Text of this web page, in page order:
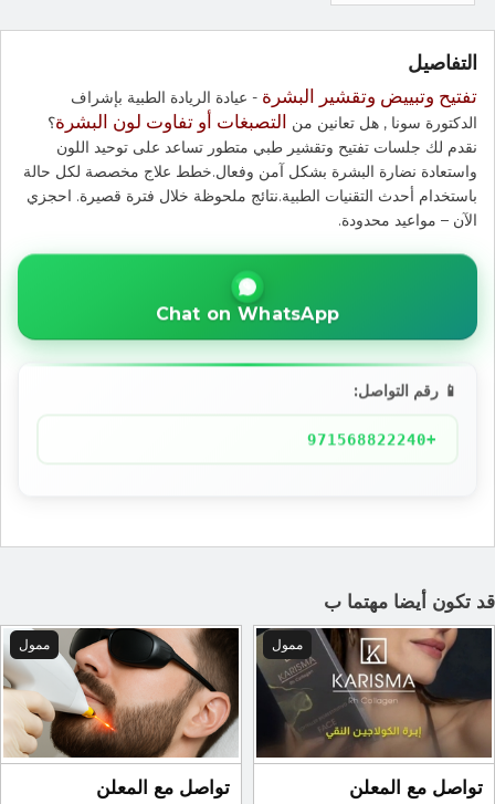
التفاصيل
تفتيح وتبييض وتقشير البشرة- عيادة الريادة الطبية بإشراف
الدكتورة سونا , هل تعانين من التصبغات أو تفاوت لون البشرة؟
نقدم لك جلسات تفتيح وتقشير طبي متطور تساعد على توحيد اللون
واستعادة نضارة البشرة بشكل آمن وفعال.خطط علاج مخصصة لكل حالة
باستخدام أحدث التقنيات الطبية.نتائج ملحوظة خلال فترة قصيرة. احجزي
الآن – مواعيد محدودة.
Chat on WhatsApp
📱 رقم التواصل:
+971568822240
تكون أيضا مهتما ب
ممول
تواصل مع المعلن
ممول
تواصل مع المعلن